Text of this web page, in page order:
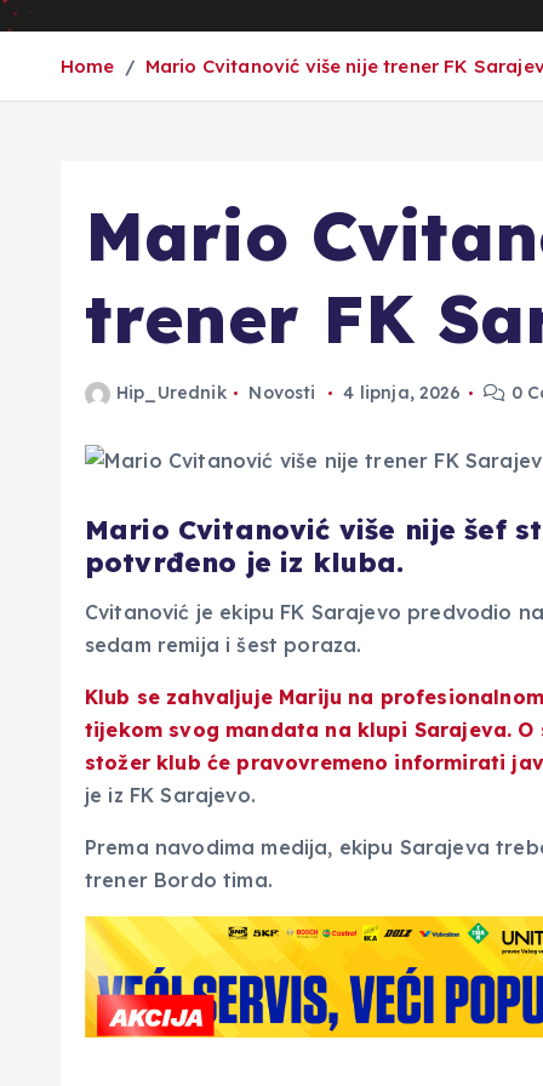
Home Mario Cvitanović više nije trener FK
Mario
trener FK
Hip_Urednik Novosti 4 lipnja, 2026 0
Mario Cvitanović više nije šef
potvrđeno je iz kluba.
Cvitanović je ekipu FK Sarajevo predvodio
sedam remija i šest poraza.
Klub se zahvaljuje Mariju na
tijekom svog mandata na klupi Sarajeva.
stožer klub će pravovremeno informirati
je iz FK Sarajevo.
Prema navodima medija, ekipu Sarajeva
trener Bordo tima.